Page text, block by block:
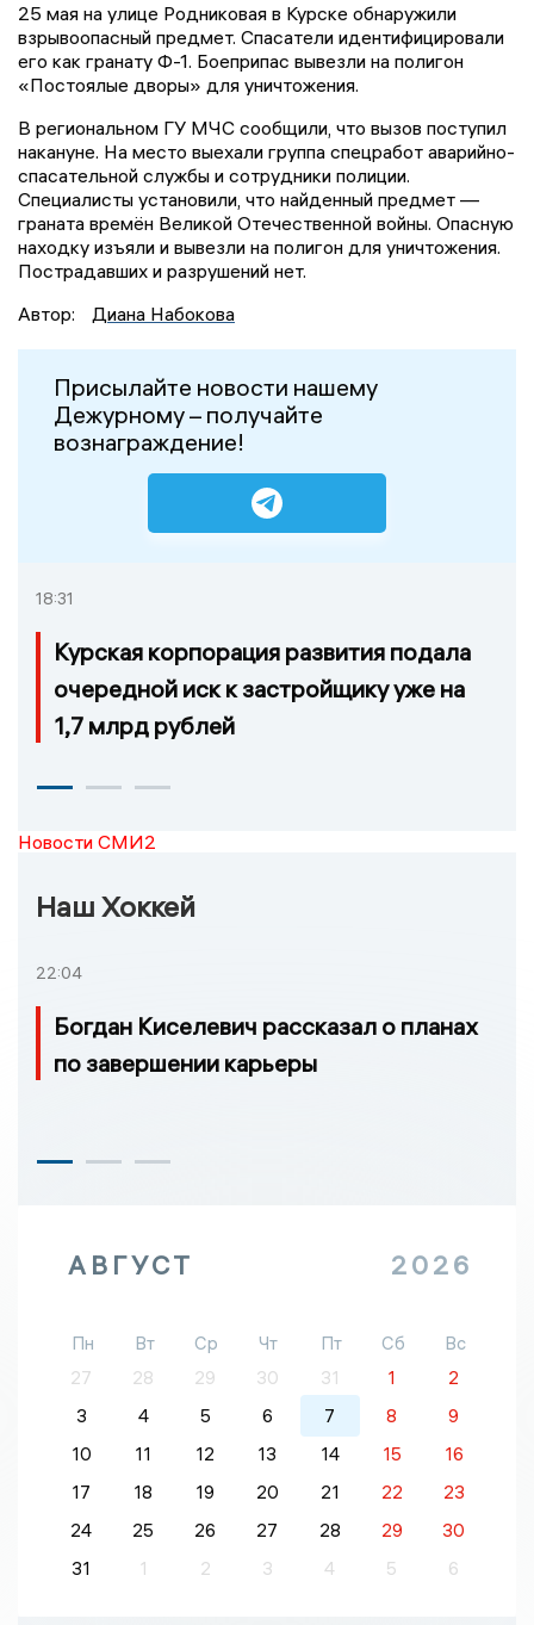
25 мая на улице Родниковая в Курске обнаружили
взрывоопасный предмет. Спасатели идентифицировали
его как гранату Ф-1. Боеприпас вывезли на полигон
«Постоялые дворы» для уничтожения.
В региональном ГУ МЧС сообщили, что вызов поступил
накануне. На место выехали группа спецработ аварийно-
спасательной службы и сотрудники полиции.
Специалисты установили, что найденный предмет —
граната времён Великой Отечественной войны. Опасную
находку изъяли и вывезли на полигон для уничтожения.
Пострадавших и разрушений нет.
Автор:
Диана Набокова
Присылайте новости нашему
Дежурному – получайте
вознаграждение!
18:31
Курская корпорация развития подала
очередной иск к застройщику уже на
1,7 млрд рублей
Новости СМИ2
Наш Хоккей
22:04
Богдан Киселевич рассказал о планах
по завершении карьеры
АВГУСТ 2026
Пн Вт Ср Чт Пт Сб
Вс
27
28 29 30 31 1
2
3
4 5 6 7 8
9
10
11 12 13 14 15
16
17
18 19 20 21 22
23
24
25 26 27 28 29
30
31
1 2 3 4 5 6